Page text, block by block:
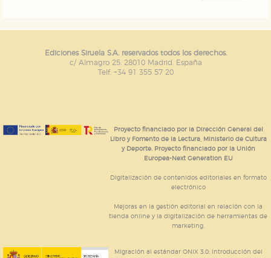
Ediciones Siruela S.A. reservados todos los derechos.
c/ Almagro 25. 28010 Madrid. España
Telf. +34 91 355 57 20
Proyecto financiado por la Dirección General del
Libro y Fomento de la Lectura, Ministerio de Cultura
y Deporte. Proyecto financiado por la Unión
Europea-Next Generation EU
Digitalización de contenidos editoriales en formato
electrónico
Mejoras en la gestión editorial en relación con la
tienda online y la digitalización de herramientas de
marketing.
Migración al estándar ONIX 3.0; introducción del